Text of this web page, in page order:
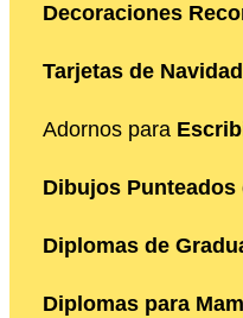
Decoraciones
Tarjetas de
Adornos para
Dibujos Punteados
Diplomas de
Diplomas para